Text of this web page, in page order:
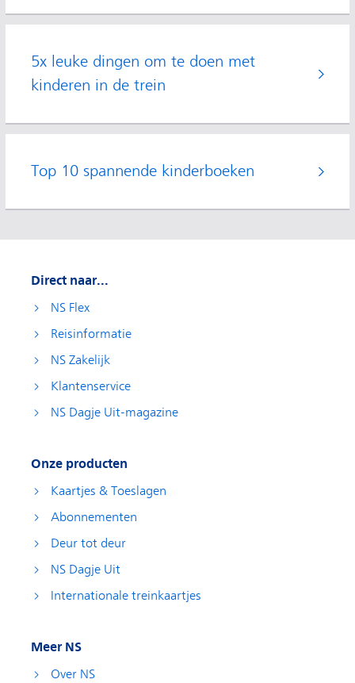
5x leuke dingen om te doen met
kinderen in de trein
Top 10 spannende kinderboeken
Direct naar...
NS Flex
Reisinformatie
NS Zakelijk
Klantenservice
NS Dagje Uit-magazine
Onze producten
Kaartjes & Toeslagen
Abonnementen
Deur tot deur
NS Dagje Uit
Internationale treinkaartjes
Meer NS
Over NS